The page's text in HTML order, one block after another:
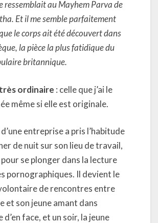
ressemblait au Mayhem Parva de
Et il me semble parfaitement
le corps ait été découvert dans
la pièce la plus fatidique du
britannique.
ordinaire : celle que j’ai le
même si elle est originale.
d’une entreprise a pris l’habitude
de nuit sur son lieu de travail,
se plonger dans la lecture
pornographiques. Il devient le
de rencontres entre
et son jeune amant dans
d’en face, et un soir, la jeune